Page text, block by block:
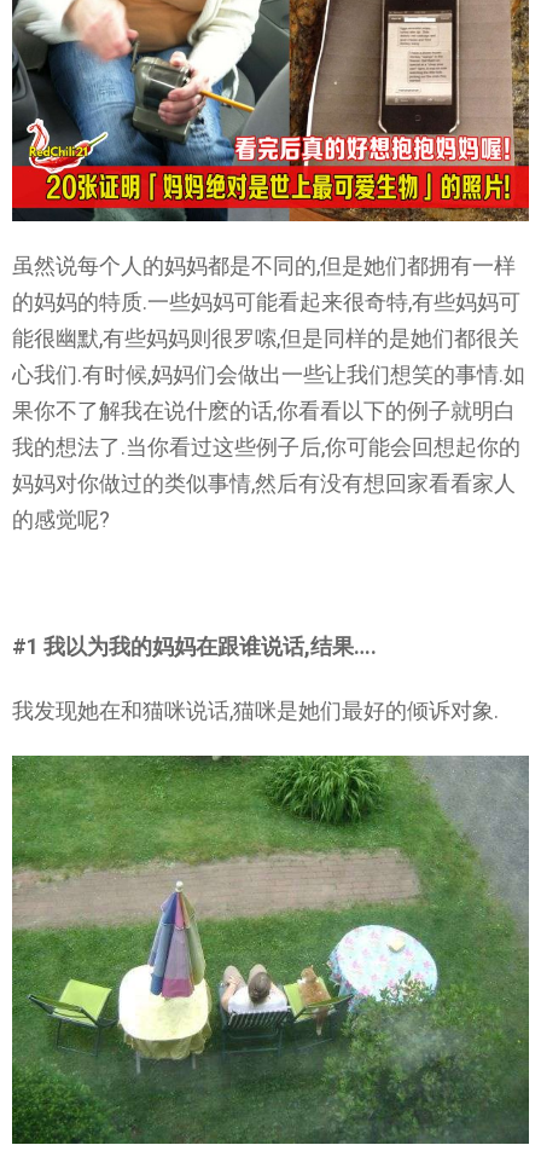
虽然说每个人的妈妈都是不同的,但是她们都拥有一样
的妈妈的特质.一些妈妈可能看起来很奇特,有些妈妈可
能很幽默,有些妈妈则很罗嗦,但是同样的是她们都很关
心我们.有时候,妈妈们会做出一些让我们想笑的事情.如
果你不了解我在说什麽的话,你看看以下的例子就明白
我的想法了.当你看过这些例子后,你可能会回想起你的
妈妈对你做过的类似事情,然后有没有想回家看看家人
的感觉呢?
#1 我以为我的妈妈在跟谁说话,结果….
我发现她在和猫咪说话,猫咪是她们最好的倾诉对象.